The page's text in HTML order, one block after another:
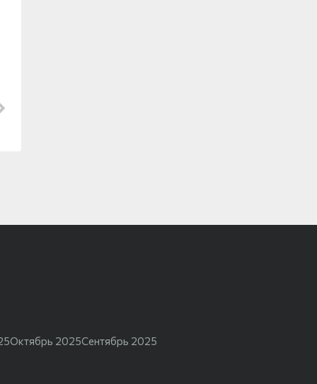
Октябрь 2025Сентябрь 2025